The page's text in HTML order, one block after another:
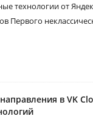
технологии от
Первого
в VK